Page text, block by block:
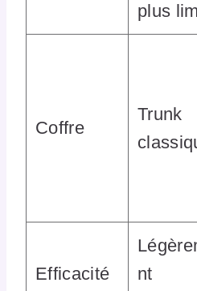
plus
Coffre
Trunk
Efficacité
nt